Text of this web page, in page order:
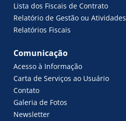
Lista dos Fiscais de Contrato
Relatório de Gestão ou Atividades
Relatórios Fiscais
Comunicação
Acesso à Informação
Carta de Serviços ao Usuário
Contato
Galeria de Fotos
Newsletter